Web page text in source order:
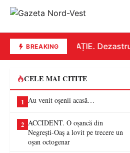
BREAKINGEDUCAȚIE. Dezastru
CELE MAI CITITE
1 Au venit oșenii acasă…
2 ACCIDENT. O oșancă din
Negrești-Oaș a lovit pe trecere un
oșan octogenar